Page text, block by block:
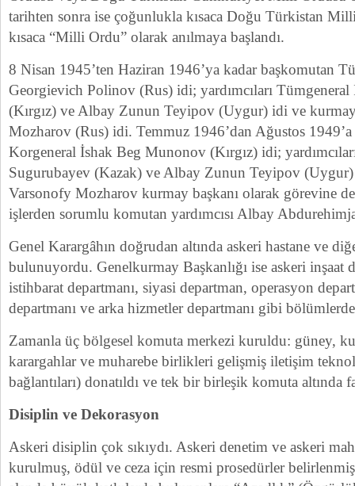
tarihten sonra ise çoğunlukla kısaca Doğu Türkistan
kısaca “Milli Ordu” olarak anılmaya başlandı.
8 Nisan 1945’ten Haziran 1946’ya kadar başkomutan
Georgievich Polinov (Rus) idi; yardımcıları
(Kırgız) ve Albay Zunun Teyipov (Uygur) idi ve
Mozharov (Rus) idi. Temmuz 1946’dan Ağustos
Korgeneral İshak Beg Munonov (Kırgız) idi;
Sugurubayev (Kazak) ve Albay Zunun Teyipov
Varsonofy Mozharov kurmay başkanı olarak görevine
işlerden sorumlu komutan yardımcısı Albay
Genel Karargâhın doğrudan altında askeri hastane ve
bulunuyordu. Genelkurmay Başkanlığı ise askeri inşaat
istihbarat departmanı, siyasi departman, operasyon
departmanı ve arka hizmetler departmanı gibi
Zamanla üç bölgesel komuta merkezi kuruldu: güney,
karargahlar ve muharebe birlikleri gelişmiş iletişim
bağlantıları) donatıldı ve tek bir birleşik komuta altında
Disiplin ve Dekorasyon
Askeri disiplin çok sıkıydı. Askeri denetim ve askeri
kurulmuş, ödül ve ceza için resmi prosedürler